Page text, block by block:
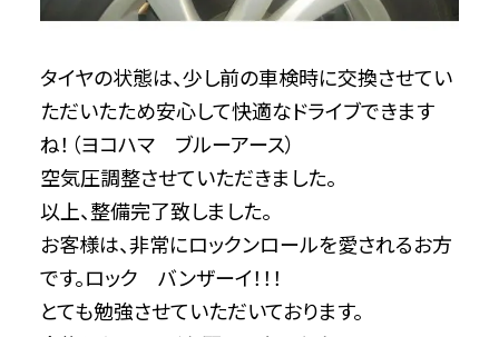
タイヤの状態は、少し前の車検時に交換させてい
ただいたため安心して快適なドライブできます
ね！（ヨコハマ ブルーアース）
空気圧調整させていただきました。
以上、整備完了致しました。
お客様は、非常にロックンロールを愛されるお方
です。ロック バンザーイ！！！
とても勉強させていただいております。